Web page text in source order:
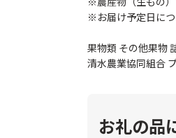
※お届け予定日につ
果物類 その他果物
清水農業協同組合
お礼の品